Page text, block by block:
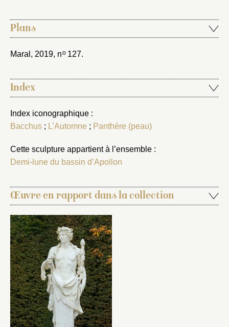
Plans
Maral, 2019, no127.
Index
Index iconographique :
Bacchus ; L’Automne ; Panthère (peau)
Cette sculpture appartient à l’ensemble :
Demi-lune du bassin d’Apollon
Œuvre en rapport dans la collection